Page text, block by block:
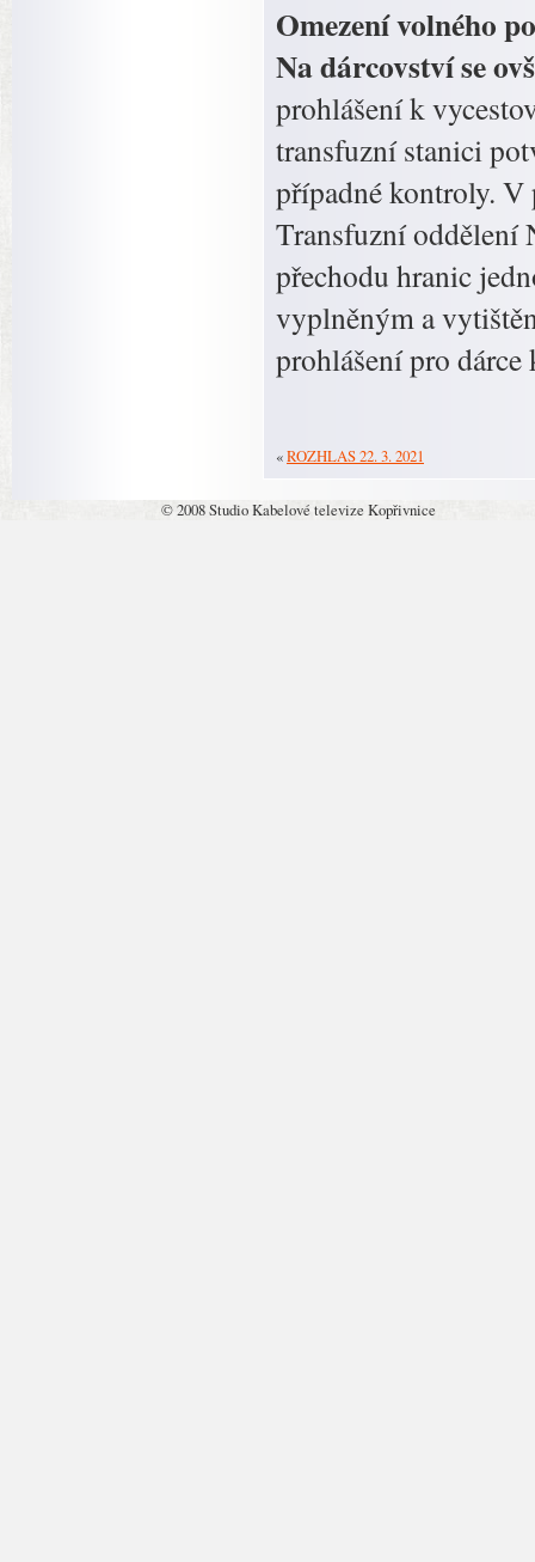
Omezení volného
Na dárcovství se
prohlášení k
transfuzní stanici
případné kontroly. V
Transfuzní oddělení
přechodu hranic
vyplněným a
prohlášení pro
«ROZHLAS 22. 3. 2021
© 2008 Studio Kabelové televize Kopřivnice